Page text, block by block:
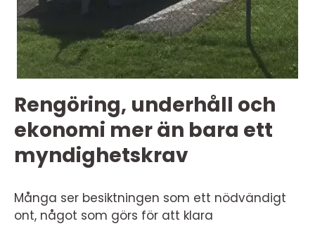
Rengöring, underhåll och
ekonomi mer än bara ett
myndighetskrav
Många ser besiktningen som ett nödvändigt
ont, något som görs för att klara